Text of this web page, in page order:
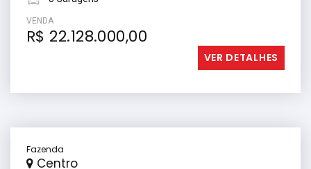
VENDA
R$ 22.128.000,00
VER DETALHES
Fazenda
Centro